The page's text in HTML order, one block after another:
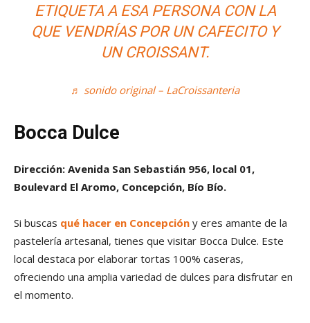
ETIQUETA A ESA PERSONA CON LA
QUE VENDRÍAS POR UN CAFECITO Y
UN CROISSANT.
♬ sonido original – LaCroissanteria
Bocca Dulce
Dirección: Avenida San Sebastián 956, local 01,
Boulevard El Aromo, Concepción, Bío Bío.
Si buscas qué hacer en Concepción y eres amante de la
pastelería artesanal, tienes que visitar Bocca Dulce. Este
local destaca por elaborar tortas 100% caseras,
ofreciendo una amplia variedad de dulces para disfrutar en
el momento.